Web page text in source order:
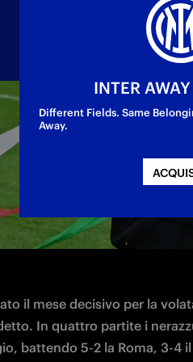
decisivo
il mese decisivo per la
In quattro partite i
battendo 5-2 la Roma, 3-4
INTER
Different Fields. Same
Away.